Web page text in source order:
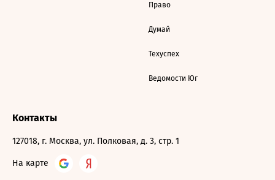
Право
Думай
Техуспех
Ведомости Юг
Контакты
127018, г. Москва, ул. Полковая, д. 3, стр. 1
На карте